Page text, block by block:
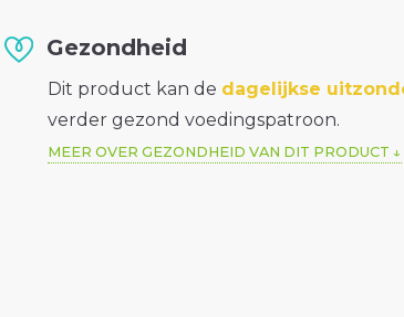
Gezondheid
Dit product kan de dagelijkse
verder gezond voedingspatroon.
MEER OVER GEZONDHEID VAN DIT PRODUCT